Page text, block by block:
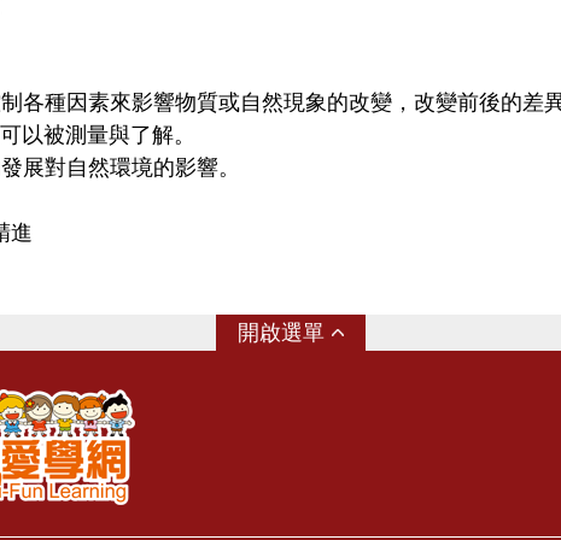
各種因素來影響物質或自然現象的改變，改變前後的差
以被測量與了解。
展對自然環境的影響。
進
選單